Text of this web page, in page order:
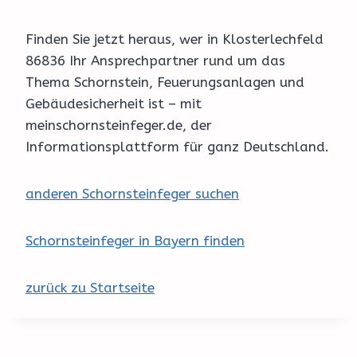
Finden Sie jetzt heraus, wer in Klosterlechfeld
86836 Ihr Ansprechpartner rund um das
Thema Schornstein, Feuerungsanlagen und
Gebäudesicherheit ist – mit
meinschornsteinfeger.de, der
Informationsplattform für ganz Deutschland.
anderen Schornsteinfeger suchen
Schornsteinfeger in Bayern finden
zurück zu Startseite